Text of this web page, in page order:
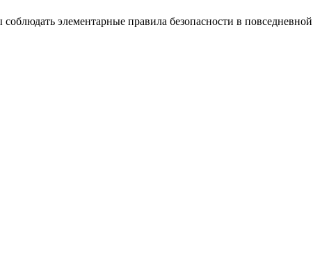
элементарные правила безопасности в повседневной